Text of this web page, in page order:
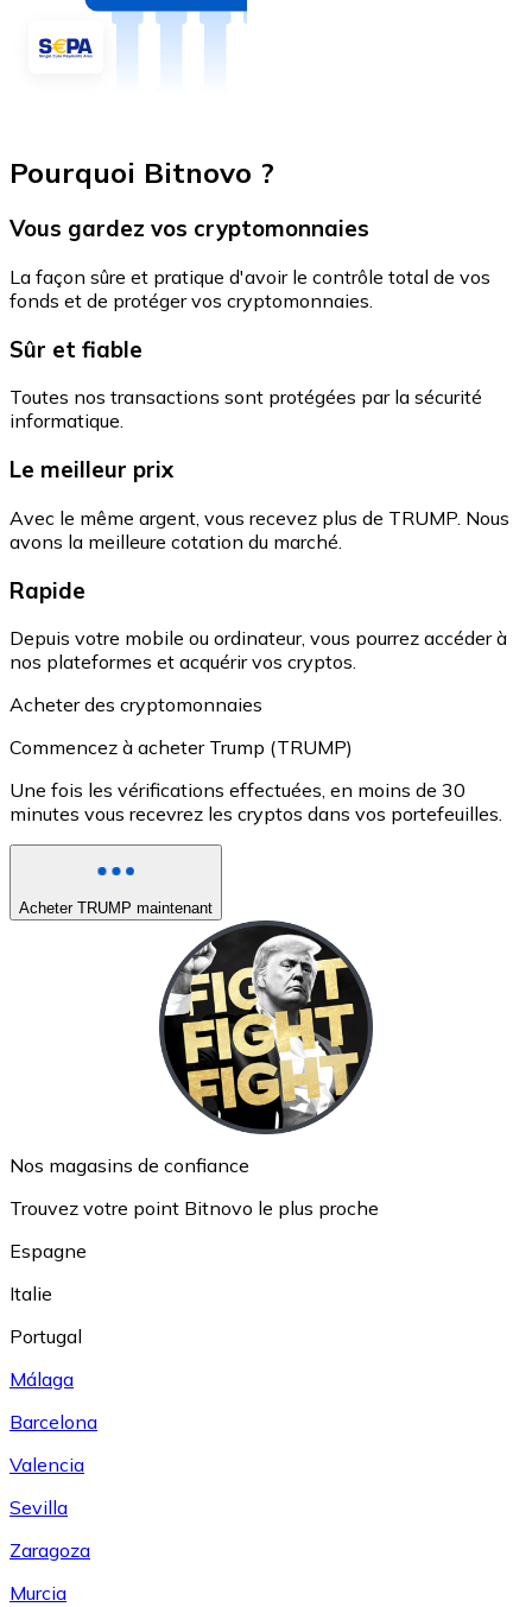
Pourquoi Bitnovo ?
Vous gardez vos cryptomonnaies
La façon sûre et pratique d'avoir le contrôle total de vos
fonds et de protéger vos cryptomonnaies.
Sûr et fiable
Toutes nos transactions sont protégées par la sécurité
informatique.
Le meilleur prix
Avec le même argent, vous recevez plus de TRUMP. Nous
avons la meilleure cotation du marché.
Rapide
Depuis votre mobile ou ordinateur, vous pourrez accéder à
nos plateformes et acquérir vos cryptos.
Acheter des cryptomonnaies
Commencez à acheter Trump (TRUMP)
Une fois les vérifications effectuées, en moins de 30
minutes vous recevrez les cryptos dans vos portefeuilles.
Acheter TRUMP maintenant
Nos magasins de confiance
Trouvez votre point Bitnovo le plus proche
Espagne
Italie
Portugal
Málaga
Barcelona
Valencia
Sevilla
Zaragoza
Murcia